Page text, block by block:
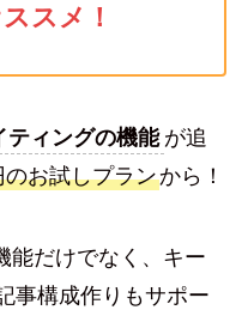
スメ！
ティングの機能 が追
のお試しプランから！
能だけでなく、キー
事構成作りもサポー